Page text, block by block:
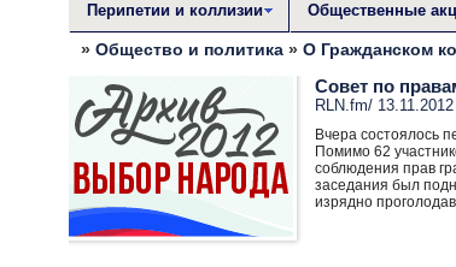
Перипетии и коллизии Общественные
» Общество и политика » О Гражданском
Совет по
RLN.fm/
Вчера состоялось
Помимо 62
соблюдения прав
заседания был
изрядно